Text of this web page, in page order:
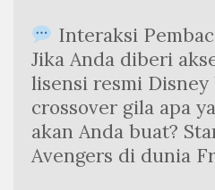
Interaksi
Jika Anda diberi
lisensi resmi Disney
crossover gila apa
akan Anda buat?
Avengers di dunia